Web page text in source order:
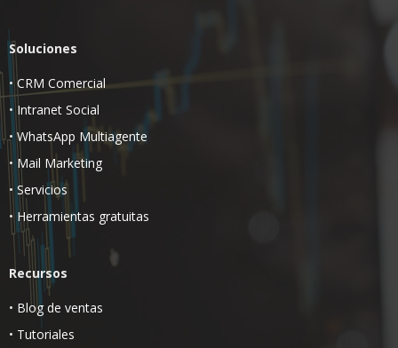
Soluciones
•CRM Comercial
• Intranet Social
• WhatsApp Multiagente
• Mail Marketing
• Servicios
•Herramientas gratuitas
Recursos
• Blog de ventas
• Tutoriales